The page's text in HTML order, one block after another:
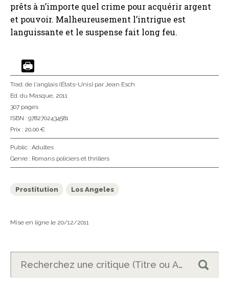
prêts à n’importe quel crime pour acquérir argent
et pouvoir. Malheureusement l’intrigue est
languissante et le suspense fait long feu.
Trad. de l'anglais (États-Unis) par Jean Esch
Ed. du Masque, 2011
307 pages
ISBN : 9782702434581
Prix : 20,00 €
Public : Adultes
Genre : Romans policiers et thrillers
Prostitution Los Angeles
Mise en ligne le 20/12/2011